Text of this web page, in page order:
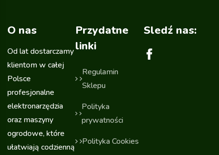
O nas
Od lat dostarczamy
klientom w całej
Polsce
profesjonalne
elektronarzędzia
oraz maszyny
ogrodowe, które
ułatwiają codzienną
Przydatne
linki
Regulamin
Sklepu
Polityka
prywatności
Polityka Cookies
Sledź nas: